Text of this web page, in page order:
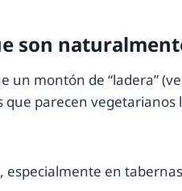
son
un montón de “ladera”
que parecen
especialmente en